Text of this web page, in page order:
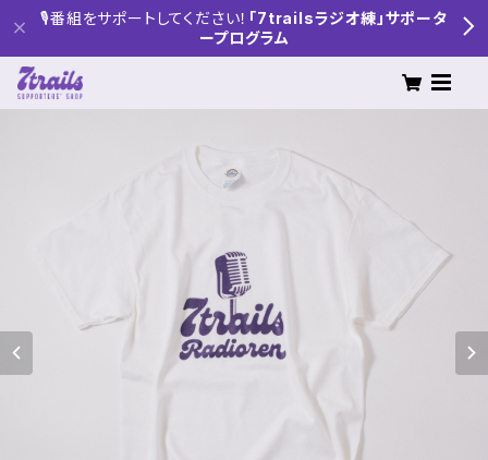
🎙番組をサポートしてください！ 「7trailsラジオ練」サポータ
ープログラム